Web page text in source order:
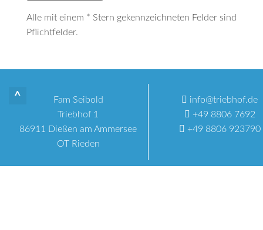
Alle mit einem * Stern gekennzeichneten Felder sind
Pflichtfelder.
^
Fam Seibold
Triebhof 1
86911 Dießen am Ammersee
OT Rieden
info@triebhof.de
+49 8806 7692
+49 8806 923790